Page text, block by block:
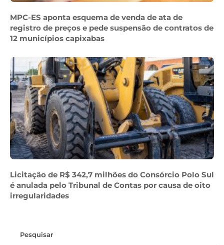
MPC-ES aponta esquema de venda de ata de
registro de preços e pede suspensão de contratos de
12 municípios capixabas
Licitação de R$ 342,7 milhões do Consórcio Polo Sul
é anulada pelo Tribunal de Contas por causa de oito
irregularidades
Pesquisar